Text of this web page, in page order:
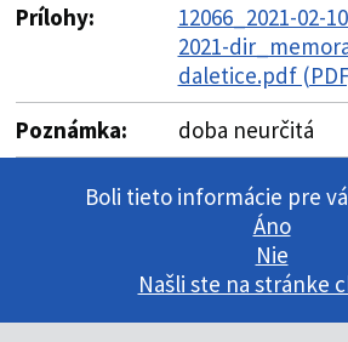
Prílohy:
12066_2021-02-
2021-
daletice.pdf
Poznámka:
doba neurčitá
Boli tieto informácie pre
Áno
Nie
Našli ste na stránke